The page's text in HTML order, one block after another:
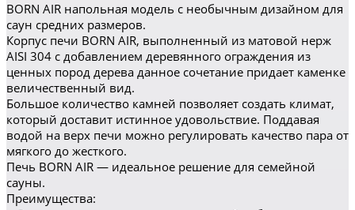
BORN AIR напольная модель c необычным дизайном для
саун средних размеров.
Корпус печи BORN AIR, выполненный из матовой нерж
AISI 304 с добавлением деревянного ограждения из
ценных пород дерева данное сочетание придает каменке
величественный вид.
Большое количество камней позволяет создать климат,
который доставит истинное удовольствие. Поддавая
водой на верх печи можно регулировать качество пара от
мягкого до жесткого.
Печь BORN AIR — идеальное решение для семейной
сауны.
Преимущества: